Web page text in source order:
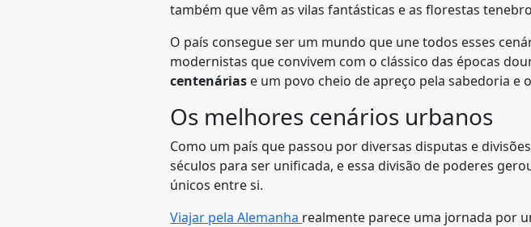
também que vêm as vilas fantásticas e as florestas
O país consegue ser um mundo que une todos esses
modernistas que convivem com o clássico das épocas
centenárias e um povo cheio de apreço pela sabedoria e
Os melhores cenários urbanos
Como um país que passou por diversas disputas e
séculos para ser unificada, e essa divisão de poderes
únicos entre si.
Viajar pela Alemanha realmente parece uma jornada por